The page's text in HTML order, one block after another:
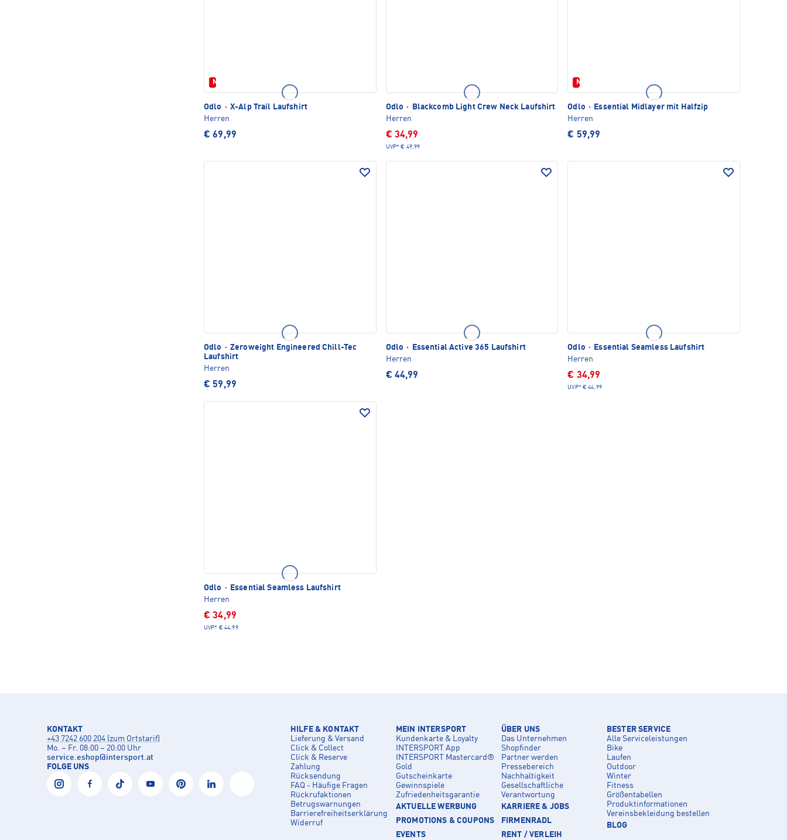
Neu
Odlo · X-Alp Trail Laufshirt
Herren
€ 69,99
Odlo ·
Blackcomb Light Crew Neck Laufshirt
Herren
€ 34,99
UVP* € 49,99
Neu
Odlo ·
Essential Midlayer mit Halfzip
Herren
€ 59,99
Odlo · Zeroweight Engineered Chill-Tec
Laufshirt
Herren
€ 59,99
Odlo ·
Essential Active 365 Laufshirt
Herren
€ 44,99
Odlo ·
Essential Seamless Laufshirt
Herren
€ 34,99
UVP* € 44,99
Odlo ·
Essential Seamless Laufshirt
Herren
€ 34,99
UVP* € 44,99
KONTAKT
+43 7242 600 204 (zum Ortstarif)
Mo. – Fr. 08:00 – 20:00 Uhr
service.eshop@intersport.at
FOLGE UNS
HILFE & KONTAKT
Lieferung & Versand
Click & Collect
Click & Reserve
Zahlung
Rücksendung
FAQ - Häufige Fragen
Rückrufaktionen
Betrugswarnungen
Barrierefreiheitserklärung
Widerruf
MEIN INTERSPORT
Kundenkarte & Loyalty
INTERSPORT App
INTERSPORT Mastercard®
Gold
Gutscheinkarte
Gewinnspiele
Zufriedenheitsgarantie
AKTUELLE WERBUNG
PROMOTIONS & COUPONS
EVENTS
ÜBER UNS
Das Unternehmen
Shopfinder
Partner werden
Pressebereich
Nachhaltigkeit
Gesellschaftliche
Verantwortung
KARRIERE & JOBS
FIRMENRADL
RENT / VERLEIH
BESTER SERVICE
Alle Serviceleistungen
Bike
Laufen
Outdoor
Winter
Fitness
Größentabellen
Produktinformationen
Vereinsbekleidung bestellen
BLOG